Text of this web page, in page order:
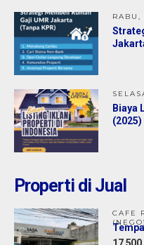
Bulanan
Biaya
(2025)
Properti di Jual
CAFE